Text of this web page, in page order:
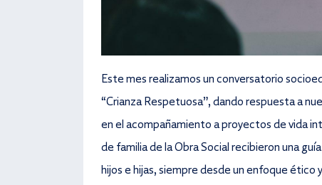
Este mes realizamos un conversatorio
“Crianza Respetuosa”, dando respuesta a
en el acompañamiento a proyectos de vida
de familia de la Obra Social recibieron una
hijos e hijas, siempre desde un enfoque ético